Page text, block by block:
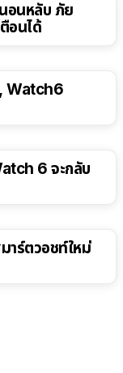
อนหลับ ภัย
อนได้
Watch6
6 จะกลับ
าร์ตวอชท์ใหม่